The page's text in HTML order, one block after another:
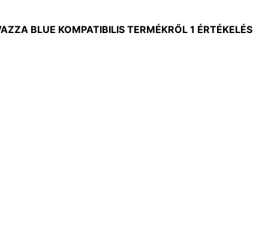
BLUE KOMPATIBILISTERMÉKRŐL 1 ÉRTÉKELÉS